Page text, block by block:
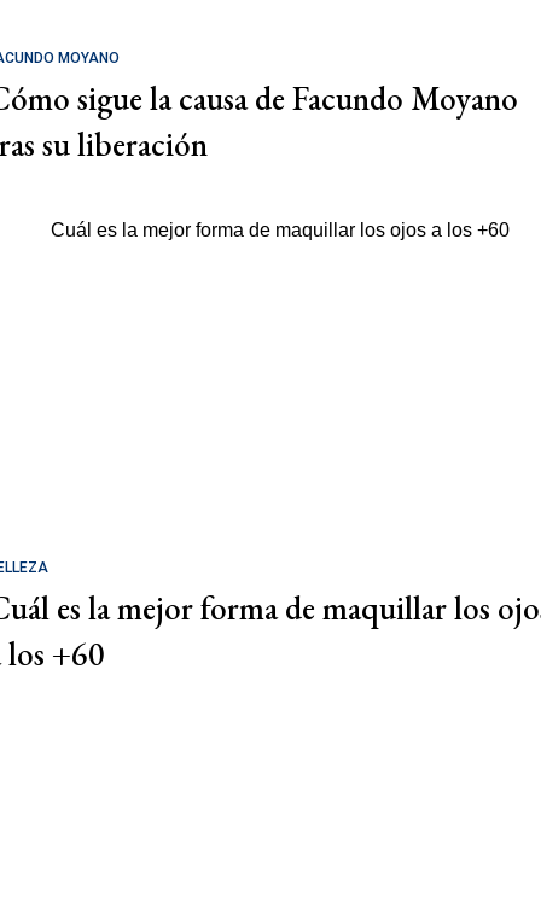
MOYANO
sigue la causa de Facundo Moyano
su liberación
es la mejor forma de maquillar los
los +60